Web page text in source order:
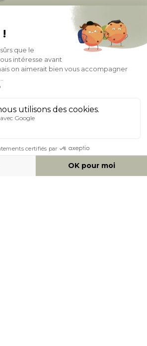
en
Appel gratuit
0 20 88 04 14